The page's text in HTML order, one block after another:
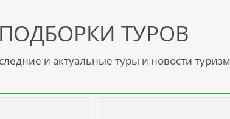
ПОДБОРКИ ТУРОВ
и актуальные туры и новости